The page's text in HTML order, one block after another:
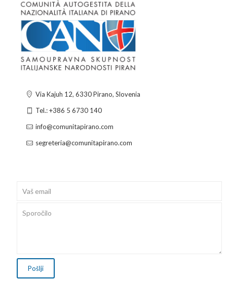
Via Kajuh 12, 6330 Pirano, Slovenia
Tel.: +386 5 6730 140
info@comunitapirano.com
segreteria@comunitapirano.com